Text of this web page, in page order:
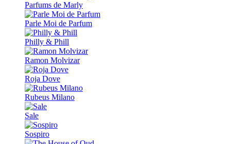
Parfums de Marly
Parle Moi de Parfum
Philly & Phill
Ramon Molvizar
Roja Dove
Rubeus Milano
Sale
Sospiro